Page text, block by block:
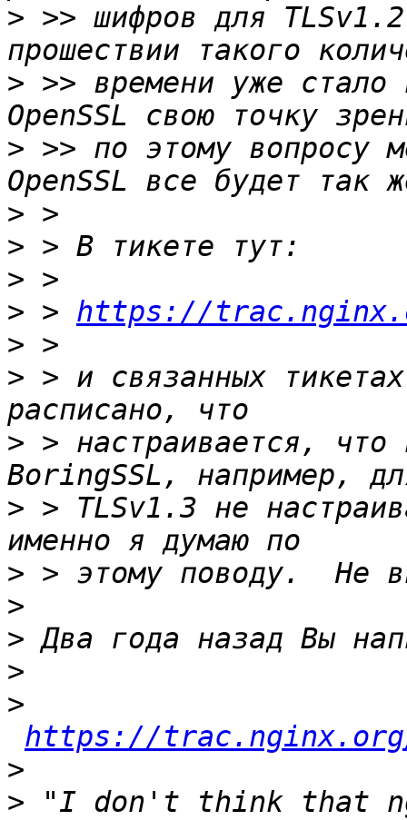
> >> шифров для
> >> времени уже стало
> >> по этому вопросу
>
>
>
> > https://
>
> > и связанных
> > настраивается, что
> > TLSv1.3 не
>
>
>
>
>
https://trac.nginx.org/
>
> "I don't think that